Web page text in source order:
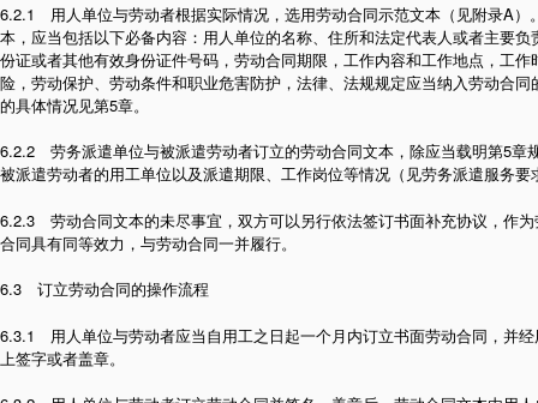
6.2.1 用人单位与劳动者根据实际情况，选用劳动合同示范文本（见附录A）
本，应当包括以下必备内容：用人单位的名称、住所和法定代表人或者主要
份证或者其他有效身份证件号码，劳动合同期限，工作内容和工作地点，工
险，劳动保护、劳动条件和职业危害防护，法律、法规规定应当纳入劳动合
的具体情况见第5章。
6.2.2 劳务派遣单位与被派遣劳动者订立的劳动合同文本，除应当载明第5章
被派遣劳动者的用工单位以及派遣期限、工作岗位等情况（见劳务派遣服务要
6.2.3 劳动合同文本的未尽事宜，双方可以另行依法签订书面补充协议，作
合同具有同等效力，与劳动合同一并履行。
6.3 订立劳动合同的操作流程
6.3.1 用人单位与劳动者应当自用工之日起一个月内订立书面劳动合同，并
上签字或者盖章。